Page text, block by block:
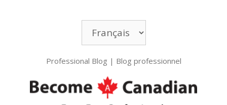
Choisir
une
langue
Professional Blog | Blog professionnel